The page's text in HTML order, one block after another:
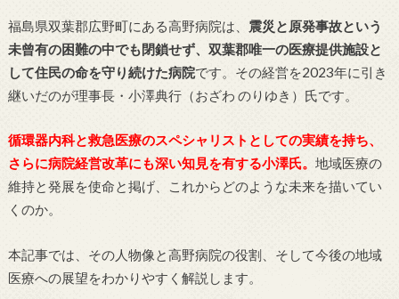
福島県双葉郡広野町にある高野病院は、 震災と原発事故という
未曾有の困難の中でも閉鎖せず、双葉郡唯一の医療提供施設と
して住民の命を守り続けた病院です。その経営を2023年に引き
継いだのが理事長・小澤典行（おざわ のりゆき）氏です。
循環器内科と救急医療のスペシャリストとしての実績を持ち、
さらに病院経営改革にも深い知見を有する小澤氏。 地域医療の
維持と発展を使命と掲げ、これからどのような未来を描いてい
くのか。
本記事では、その人物像と高野病院の役割、そして今後の地域
医療への展望をわかりやすく解説します。